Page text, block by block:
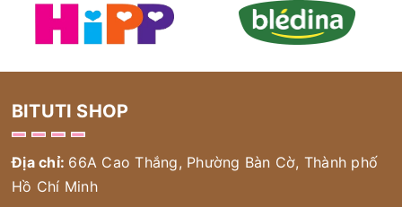
BITUTI SHOP
Địa chỉ: 66A Cao Thắng, Phường Bàn Cờ, Thành phố
Hồ Chí Minh